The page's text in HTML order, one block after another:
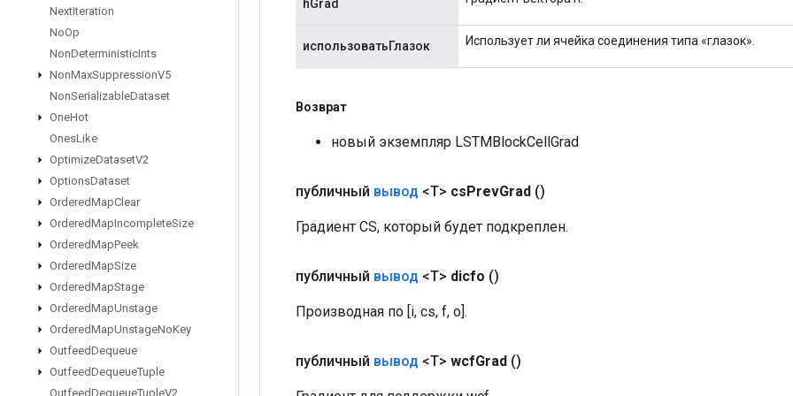
NextIteration
NoOp
NonDeterministicInts
NonMaxSuppressionV5
NonSerializableDataset
OneHot
OnesLike
OptimizeDatasetV2
OptionsDataset
OrderedMapClear
OrderedMapIncompleteSize
OrderedMapPeek
OrderedMapSize
OrderedMapStage
OrderedMapUnstage
OrderedMapUnstageNoKey
OutfeedDequeue
OutfeedDequeueTuple
OutfeedDequeueTupleV2
hGrad
использоватьГлазок Использует ли ячейка соединения типа «глазок».
Возврат
новый экземпляр LSTMBlockCellGrad
публичный вывод <T> csPrevGrad ()
Градиент CS, который будет подкреплен.
публичный вывод <T> dicfo ()
Производная по [i, cs, f, o].
публичный вывод <T> wcfGrad ()